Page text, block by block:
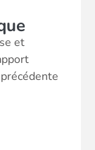
et